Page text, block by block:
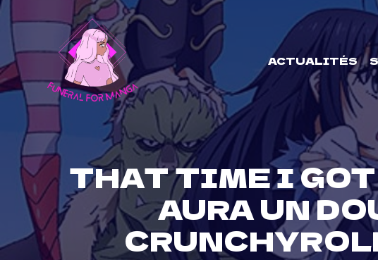
Skip
content
ACTUALITÉS
THAT TIME I
AURA UN